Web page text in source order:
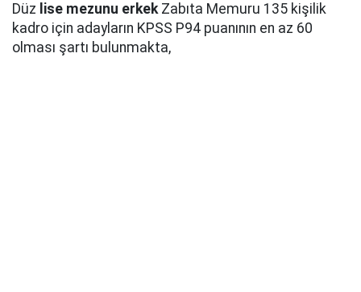
Düz lise mezunu erkekZabıta Memuru 135 kişilik
kadro için adayların KPSS P94 puanının en az 60
olması şartı bulunmakta,